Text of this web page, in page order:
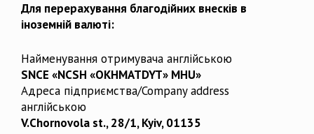
Для перерахування благодійних внесків в
іноземній валюті:
Найменування отримувача англійською
SNCE «NCSH «OKHMATDYT» MHU»
Адреса підприємства/Company address
англійською
V.Chornovola st., 28/1, Kyiv, 01135